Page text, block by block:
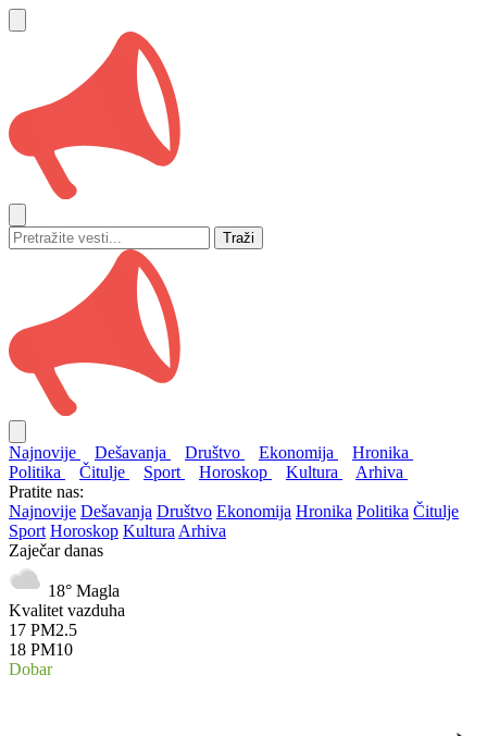
Traži
Najnovije Dešavanja Društvo Ekonomija
Hronika
Politika
Čitulje Sport Horoskop Kultura
Arhiva
Pratite nas:
Najnovije Dešavanja Društvo Ekonomija Hronika Politika Čitulje
Sport Horoskop Kultura Arhiva
Zaječar danas
18° Magla
Kvalitet vazduha
17 PM2.5
18 PM10
Dobar